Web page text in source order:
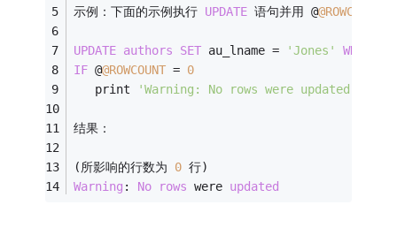
示例：下面的示例执行 UPDATE 语句并用 @@ROWCOUNT
UPDATE authors SET au_lname = 'Jones' WHERE
IF @@ROWCOUNT = 0
   print
'Warning: No rows were updated'
结果：
(所影响的行数为 0 行)
Warning : No rows were updated